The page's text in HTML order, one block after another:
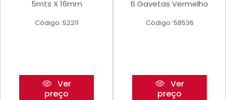
5mts X 16mm
Código: 52211
Ver
preço
6 Gavetas Vermelho
Código: 58536
Ver
preço